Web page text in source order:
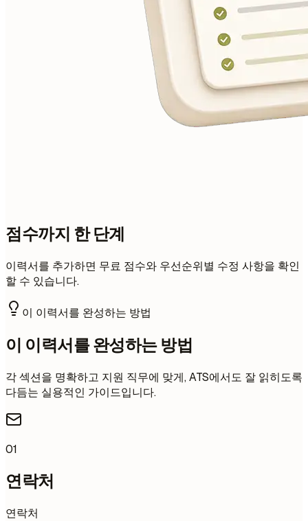
점수까지 한 단계
이력서를 추가하면 무료 점수와 우선순위별 수정 사항을 확인
할 수 있습니다.
이 이력서를 완성하는 방법
이 이력서를 완성하는 방법
각 섹션을 명확하고 지원 직무에 맞게, ATS에서도 잘 읽히도록
다듬는 실용적인 가이드입니다.
01
연락처
연락처